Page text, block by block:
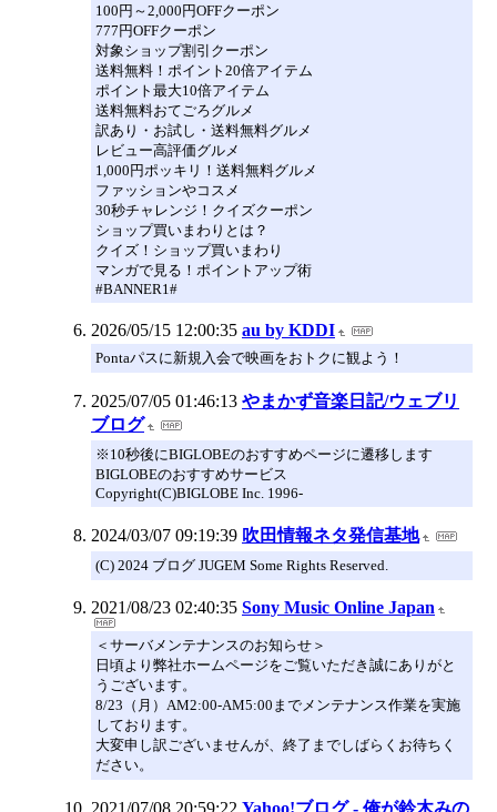
100円～2,000円OFFクーポン
777円OFFクーポン
対象ショップ割引クーポン
送料無料！ポイント20倍アイテム
ポイント最大10倍アイテム
送料無料おてごろグルメ
訳あり・お試し・送料無料グルメ
レビュー高評価グルメ
1,000円ポッキリ！送料無料グルメ
ファッションやコスメ
30秒チャレンジ！クイズクーポン
ショップ買いまわりとは？
クイズ！ショップ買いまわり
マンガで見る！ポイントアップ術
#BANNER1#
2026/05/15 12:00:35 au by KDDI
Pontaパスに新規入会で映画をおトクに観よう！
2025/07/05 01:46:13 やまかず音楽日記/ウェブリ
ブログ
※10秒後にBIGLOBEのおすすめページに遷移します
BIGLOBEのおすすめサービス
Copyright(C)BIGLOBE Inc. 1996-
2024/03/07 09:19:39 吹田情報ネタ発信基地
(C) 2024 ブログ JUGEM Some Rights Reserved.
2021/08/23 02:40:35 Sony Music Online Japan
＜サーバメンテナンスのお知らせ＞
日頃より弊社ホームページをご覧いただき誠にありがと
うございます。
8/23（月）AM2:00-AM5:00までメンテナンス作業を実施
しております。
大変申し訳ございませんが、終了までしばらくお待ちく
ださい。
2021/07/08 20:59:22 Yahoo!ブログ - 俺が鈴木みの